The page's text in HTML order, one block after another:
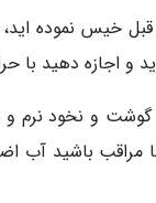
خیس نموده
و اجازه دهید
و نخود نرم
مراقب باشید آب